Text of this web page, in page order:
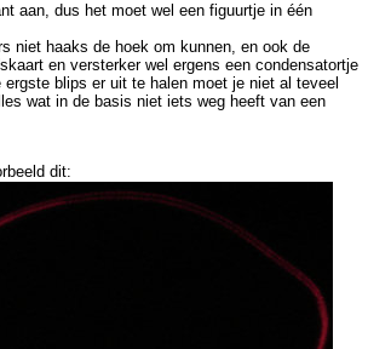
aan, dus het moet wel een figuurtje in één
niet haaks de hoek om kunnen, en ook de
en versterker wel ergens een condensatortje
ergste blips er uit te halen moet je niet al teveel
wat in de basis niet iets weg heeft van een
dit: